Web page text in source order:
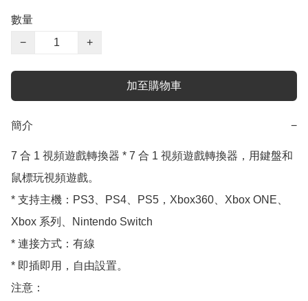
數量
−
+
加至購物車
簡介 −
7 合 1 視頻遊戲轉換器 * 7 合 1 視頻遊戲轉換器，用鍵盤和
鼠標玩視頻遊戲。
* 支持主機：PS3、PS4、PS5，Xbox360、Xbox ONE、
Xbox 系列、Nintendo Switch
* 連接方式：有線
* 即插即用，自由設置。
注意：